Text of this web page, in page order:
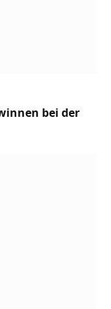
bei der